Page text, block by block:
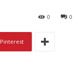
0
0
Pinterest